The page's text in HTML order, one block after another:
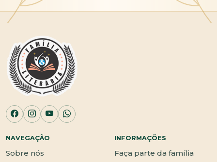
NAVEGAÇÃO
Sobre nós
INFORMAÇÕES
Faça parte da família